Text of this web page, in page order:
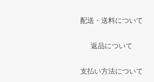
配送・送料について
返品について
支払い方法について